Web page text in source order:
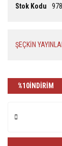
Stok Kodu
ŞEÇKİN
%10İNDİRİM